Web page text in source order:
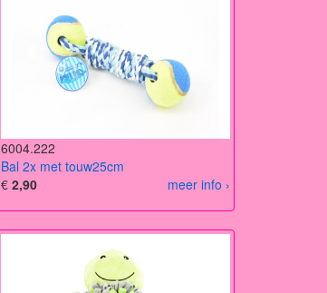
6004.222
Bal 2x met touw25cm
meer info ›
€2,90